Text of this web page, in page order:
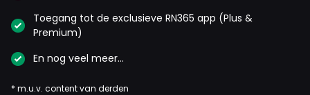
Toegang tot de exclusieve RN365 app (Plus &
Premium)
En nog veel meer…
* m.u.v. content van derden